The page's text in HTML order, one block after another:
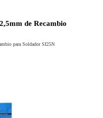
de Recambio
para Soldador SI25N